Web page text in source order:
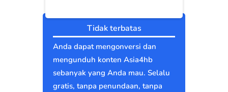
Tidak terbatas
Anda dapat mengonversi dan
mengunduh konten Asia4hb
sebanyak yang Anda mau. Selalu
gratis, tanpa penundaan, tanpa